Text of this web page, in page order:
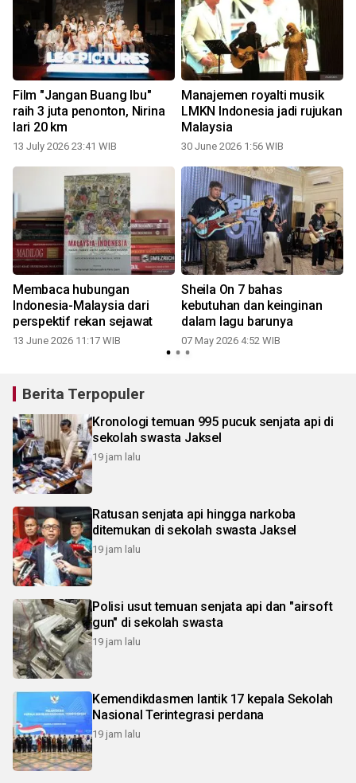
Film "Jangan Buang Ibu"
raih 3 juta penonton, Nirina
lari 20 km
13 July 2026 23:41 WIB
Manajemen royalti musik
LMKN Indonesia jadi rujukan
Malaysia
30 June 2026 1:56 WIB
Membaca hubungan
Indonesia-Malaysia dari
perspektif rekan sejawat
13 June 2026 11:17 WIB
Sheila On 7 bahas
kebutuhan dan keinginan
dalam lagu barunya
07 May 2026 4:52 WIB
Berita Terpopuler
Kronologi temuan 995 pucuk senjata api di
sekolah swasta Jaksel
19 jam lalu
Ratusan senjata api hingga narkoba
ditemukan di sekolah swasta Jaksel
19 jam lalu
Polisi usut temuan senjata api dan "airsoft
gun" di sekolah swasta
19 jam lalu
Kemendikdasmen lantik 17 kepala Sekolah
Nasional Terintegrasi perdana
19 jam lalu